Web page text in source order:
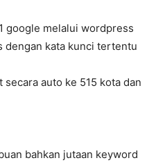
google melalui wordpress
dengan kata kunci tertentu
secara auto ke 515 kota dan
bahkan jutaan keyword